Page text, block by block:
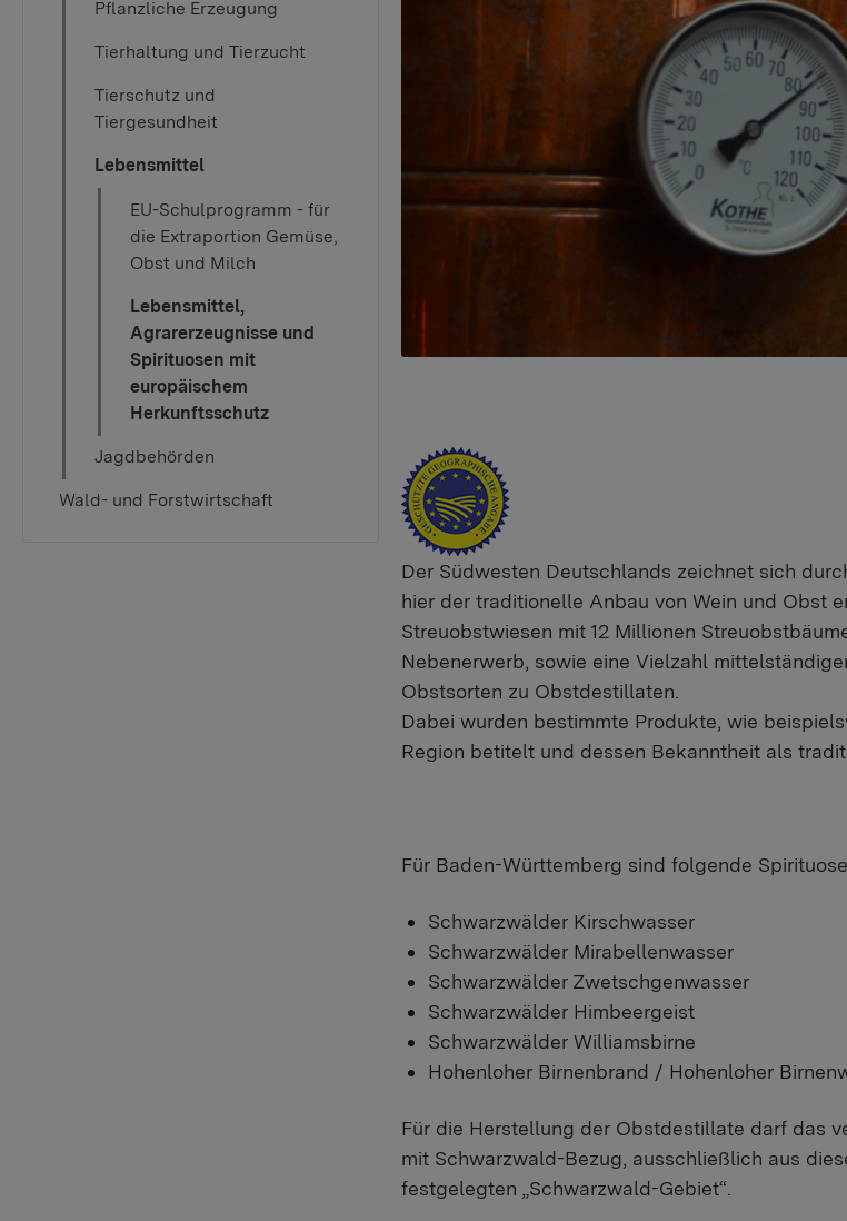
Pflanzliche Erzeugung
Tierhaltung und Tierzucht
Tierschutz und
Tiergesundheit
Lebensmittel
EU-Schulprogramm - für
die Extraportion Gemüse,
Obst und Milch
Lebensmittel,
Agrarerzeugnisse und
Spirituosen mit
europäischem
Herkunftsschutz​​​​​​​​​​​​​​​​​​​​
Jagdbehörden
Wald- und Forstwirtschaft
Der Südwesten Deutschlands zeichnet sich
hier der traditionelle Anbau von Wein und Obst
Streuobstwiesen mit 12 Millionen
Nebenerwerb, sowie eine Vielzahl
Obstsorten zu Obstdestillaten.
Dabei wurden bestimmte Produkte, wie
Region betitelt und dessen Bekanntheit als
Für Baden-Württemberg sind folgende
​Schwarzwälder Kirschwasser
Schwarzwälder Mirabellenwasser
Schwarzwälder Zwetschgenwasser
Schwarzwälder Himbeergeist
Schwarzwälder Williamsbirne
Hohenloher Birnenbrand / Hohenloher
Für die Herstellung der Obstdestillate darf das
mit Schwarzwald-Bezug, ausschließlich aus
festgelegten „Schwarzwald-Gebiet“.